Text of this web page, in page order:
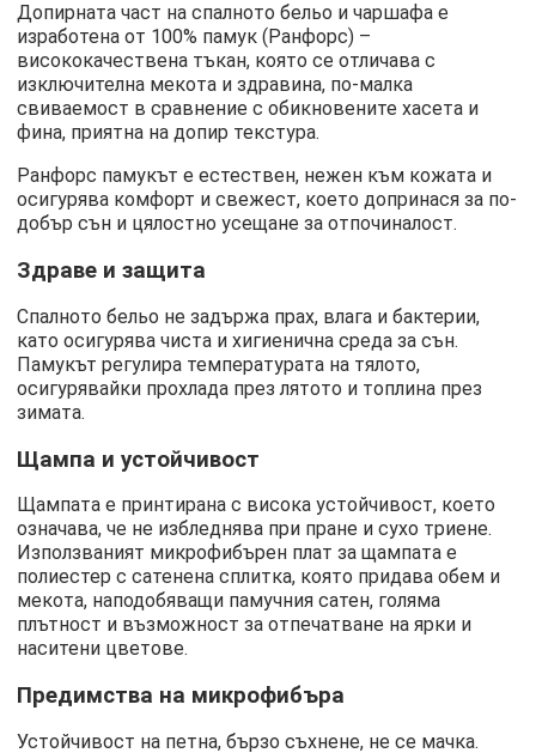
Допирната част на спалното бельо и чаршафа е
изработена от 100% памук (Ранфорс) –
висококачествена тъкан, която се отличава с
изключителна мекота и здравина, по-малка
свиваемост в сравнение с обикновените хасета и
фина, приятна на допир текстура.
Ранфорс памукът е естествен, нежен към кожата и
осигурява комфорт и свежест, което допринася за по-
добър сън и цялостно усещане за отпочиналост.
Здраве и защита
Спалното бельо не задържа прах, влага и бактерии,
като осигурява чиста и хигиенична среда за сън.
Памукът регулира температурата на тялото,
осигурявайки прохлада през лятото и топлина през
зимата.
Щампа и устойчивост
Щампата е принтирана с висока устойчивост, което
означава, че не избледнява при пране и сухо триене.
Използваният микрофибърен плат за щампата е
полиестер с сатенена сплитка, която придава обем и
мекота, наподобяващи памучния сатен, голяма
плътност и възможност за отпечатване на ярки и
наситени цветове.
Предимства на микрофибъра
Устойчивост на петна, бързо съхнене, не се мачка.